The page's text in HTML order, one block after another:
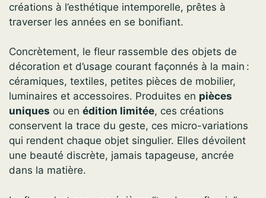
créations à l’esthétique intemporelle, prêtes à
traverser les années en se bonifiant.
Concrètement, le fleur rassemble des objets de
décoration et d’usage courant façonnés à la main :
céramiques, textiles, petites pièces de mobilier,
luminaires et accessoires. Produites en pièces
uniques ou en édition limitée, ces créations
conservent la trace du geste, ces micro-variations
qui rendent chaque objet singulier. Elles dévoilent
une beauté discrète, jamais tapageuse, ancrée
dans la matière.